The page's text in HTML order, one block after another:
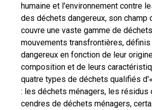
humaine et l'environnement contre
des déchets dangereux, son champ
couvre une vaste gamme de
mouvements transfrontières,
dangereux en fonction de leur
composition et de leurs
quatre types de déchets qualifiés
: les déchets ménagers, les résidus
cendres de déchets ménagers,